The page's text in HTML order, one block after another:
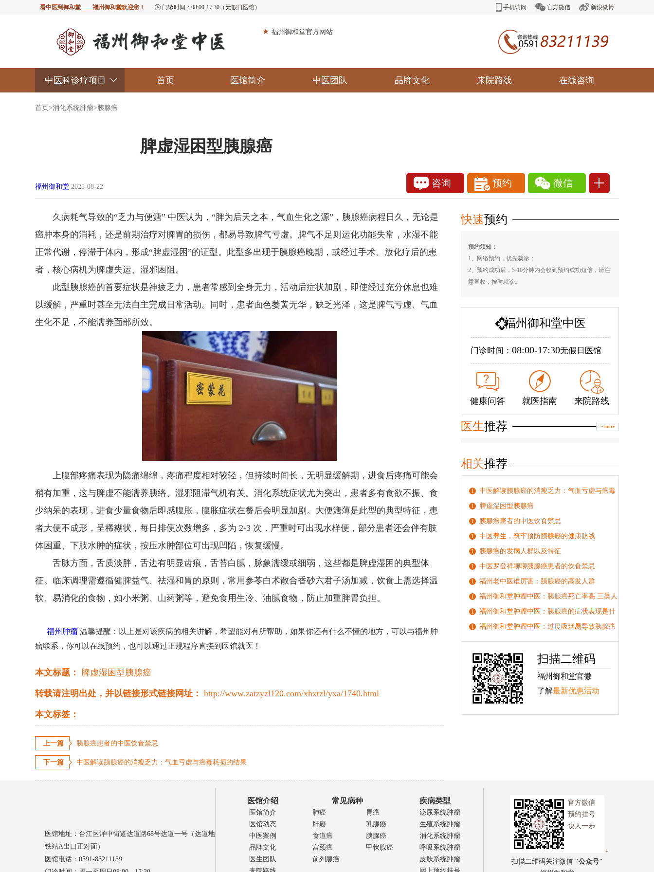
看中医到御和堂——福州御和堂欢迎您！ 门诊时间：08:00-17:30（无假日医馆） 手机访问 官方微信 新浪微博
★ 福州御和堂官方网站
中医科诊疗项目 首页 医馆简介 中医团队 品牌文化 来院路线 在线咨询
首页 >消化系统肿瘤>胰腺癌
脾虚湿困型胰腺癌
福州御和堂 2025-08-22 咨询
预约
微信
久病耗气导致的“乏力与便溏” 中医认为，“脾为后天之本，气血生化之源”，胰腺癌病程日久，无论是
癌肿本身的消耗，还是前期治疗对脾胃的损伤，都易导致脾气亏虚。脾气不足则运化功能失常，水湿不能
正常代谢，停滞于体内，形成“脾虚湿困”的证型。此型多出现于胰腺癌晚期，或经过手术、放化疗后的患
者，核心病机为脾虚失运、湿邪困阻。
此型胰腺癌的首要症状是神疲乏力，患者常感到全身无力，活动后症状加剧，即使经过充分休息也难
以缓解，严重时甚至无法自主完成日常活动。同时，患者面色萎黄无华，缺乏光泽，这是脾气亏虚、气血
生化不足，不能濡养面部所致。
上腹部疼痛表现为隐痛绵绵，疼痛程度相对较轻，但持续时间长，无明显缓解期，进食后疼痛可能会
稍有加重，这与脾虚不能濡养胰络、湿邪阻滞气机有关。消化系统症状尤为突出，患者多有食欲不振、食
少纳呆的表现，进食少量食物后即感腹胀，腹胀症状在餐后会明显加剧。大便溏薄是此型的典型特征，患
者大便不成形，呈稀糊状，每日排便次数增多，多为 2-3 次，严重时可出现水样便，部分患者还会伴有肢
体困重、下肢水肿的症状，按压水肿部位可出现凹陷，恢复缓慢。
舌脉方面，舌质淡胖，舌边有明显齿痕，舌苔白腻，脉象濡缓或细弱，这些都是脾虚湿困的典型体
征。临床调理需遵循健脾益气、祛湿和胃的原则，常用参苓白术散合香砂六君子汤加减，饮食上需选择温
软、易消化的食物，如小米粥、山药粥等，避免食用生冷、油腻食物，防止加重脾胃负担。
福州肿瘤 温馨提醒：以上是对该疾病的相关讲解，希望能对有所帮助，如果你还有什么不懂的地方，可以与福州肿
瘤联系，你可以在线预约，也可以通过正规程序直接到医馆就医！
本文标题： 脾虚湿困型胰腺癌
转载请注明出处，并以链接形式链接网址： http://www.zatzyzl120.com/xhxtzl/yxa/1740.html
本文标签：
上一篇 胰腺癌患者的中医饮食禁忌
下一篇 中医解读胰腺癌的消瘦乏力：气血亏虚与癌毒耗损的结果
快速预约
预约须知：
1、网络预约，优先就诊；
2、预约成功后，5-10分钟内会收到预约成功短信，请注
意查收，按时就诊。
福州御和堂中医
门诊时间： 08:00-17:30无假日医馆
健康问答 就医指南 来院路线
医生推荐 + more
相关推荐
1 中医解读胰腺癌的消瘦乏力：气血亏虚与癌毒
耗损的结果
1 脾虚湿困型胰腺癌
1 胰腺癌患者的中医饮食禁忌
1 中医养生，筑牢预防胰腺癌的健康防线
1 胰腺癌的发病人群以及特征
1 中医罗登祥聊聊胰腺癌患者的饮食禁忌
1 福州老中医谁厉害：胰腺癌的高发人群
1 福州御和堂肿瘤中医：胰腺癌死亡率高 三类人
更易患胰腺癌
1 福州御和堂肿瘤中医：胰腺癌的症状表现是什
么 胰腺癌如何诊断
1 福州御和堂肿瘤中医：过度吸烟易导致胰腺癌
胰腺癌用中医怎样治疗
扫描二维码
福州御和堂官微
了解最新优惠活动
医馆地址：台江区洋中街道达道路68号达道一号（达道地
铁站A出口正对面）
医馆电话：0591-83211139
医馆介绍
医馆简介
医馆动态
中医案例
品牌文化
医生团队
常见病种
肺癌
胃癌
肝癌
乳腺癌
食道癌
胰腺癌
宫颈癌
甲状腺癌
前列腺癌
疾病类型
泌尿系统肿瘤
生殖系统肿瘤
消化系统肿瘤
呼吸系统肿瘤
皮肤系统肿瘤
官方微信
预约挂号
快人一步
扫描二维码关注微信 "公众号"